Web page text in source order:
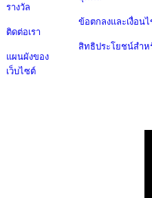
รางวัล
ติดต่อเรา
แผนผังของ
เว็บไซต์
ข้อตกลงและเงื่อน
สิทธิประโยชน์สำห